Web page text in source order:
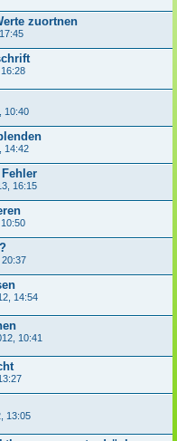
zuortnen
10:40
14:42
16:15
20:37
14:54
10:41
13:05